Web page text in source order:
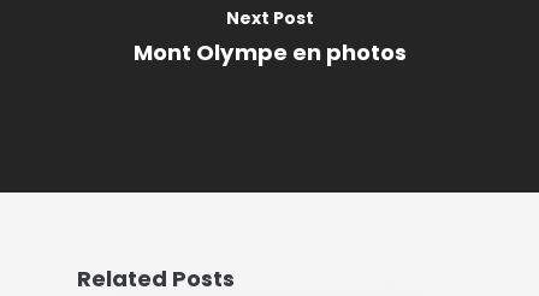
Next Post
Mont Olympe en photos
Related Posts